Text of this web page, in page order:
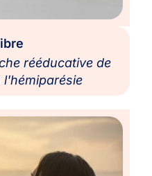
rééducative de